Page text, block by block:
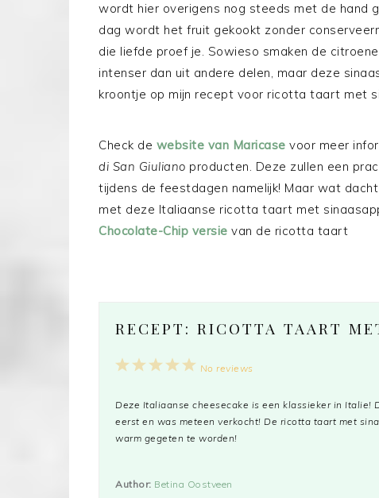
wordt hier overigens nog steeds met de hand
dag wordt het fruit gekookt zonder
die liefde proef je. Sowieso smaken de
intenser dan uit andere delen, maar deze
kroontje op mijn recept voor ricotta taart met
Check de website van Maricase voor meer
di San Giuliano producten. Deze zullen een
tijdens de feestdagen namelijk! Maar wat
met deze Italiaanse ricotta taart met
Chocolate-Chip versie van de ricotta taart
RECEPT: RICOTTA TAART
5
4
3
2
1
No reviews
Deze Italiaanse cheesecake is een klassieker in Italie!
eerst en was meteen verkocht! De ricotta taart met
warm gegeten te worden!
Author: Betina Oostveen